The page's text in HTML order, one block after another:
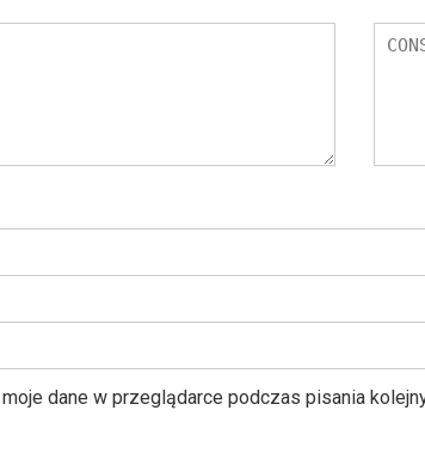
dane w przeglądarce podczas pisania